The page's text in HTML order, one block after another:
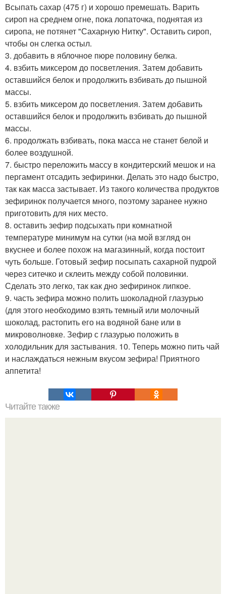
Всыпать сахар (475 г) и хорошо премешать. Варить
сироп на среднем огне, пока лопаточка, поднятая из
сиропа, не потянет "Сахарную Нитку". Оставить сироп,
чтобы он слегка остыл.
3. добавить в яблочное пюре половину белка.
4. взбить миксером до посветления. Затем добавить
оставшийся белок и продолжить взбивать до пышной
массы.
5. взбить миксером до посветления. Затем добавить
оставшийся белок и продолжить взбивать до пышной
массы.
6. продолжать взбивать, пока масса не станет белой и
более воздушной.
7. быстро переложить массу в кондитерский мешок и на
пергамент отсадить зефиринки. Делать это надо быстро,
так как масса застывает. Из такого количества продуктов
зефиринок получается много, поэтому заранее нужно
приготовить для них местo.
8. оставить зефир подсыхать при комнатной
температуре минимум на сутки (на мой взгляд он
вкуснее и более похож на магазинный, когда постоит
чуть больше. Готовый зефир посыпать сахарной пудрой
через ситечко и склеить между собой половинки.
Сделать это легко, так как дно зефиринок липкое.
9. часть зефира можно полить шоколадной глазурью
(для этого необходимо взять темный или молочный
шоколад, растопить его на водяной бане или в
микроволновке. Зефир с глазурью положить в
холодильник для застывания. 10. Теперь можно пить чай
и наслаждаться нежным вкусом зефира! Приятного
аппетита!
Читайте также